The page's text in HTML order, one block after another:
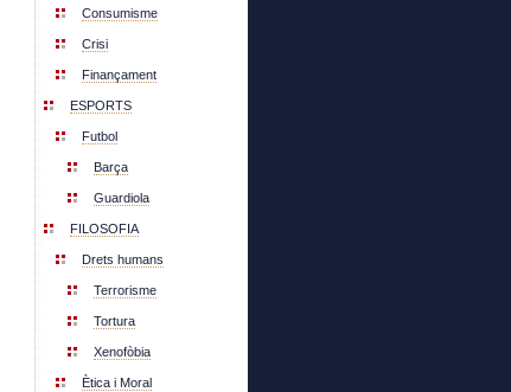
Consumisme
Crisi
Finançament
ESPORTS
Futbol
Barça
Guardiola
FILOSOFIA
Drets humans
Terrorisme
Tortura
Xenofòbia
Ètica i Moral